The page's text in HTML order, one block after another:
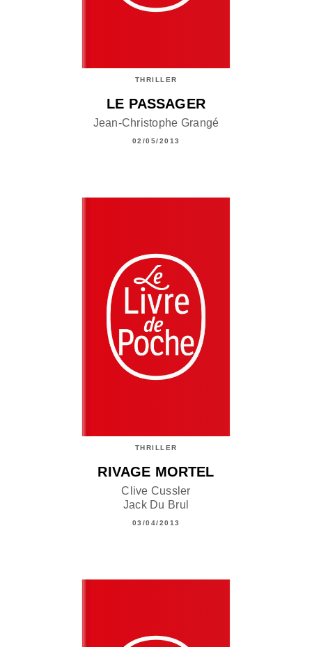
THRILLER
LE PASSAGER
Jean-Christophe Grangé
02/05/2013
THRILLER
RIVAGE MORTEL
Clive Cussler
Jack Du Brul
03/04/2013